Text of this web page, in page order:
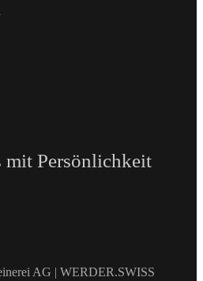
Persönlichkeit
AG | WERDER.SWISS